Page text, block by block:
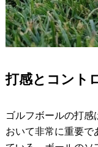
打感とコント
ゴルフボールの打感
おいて非常に重要